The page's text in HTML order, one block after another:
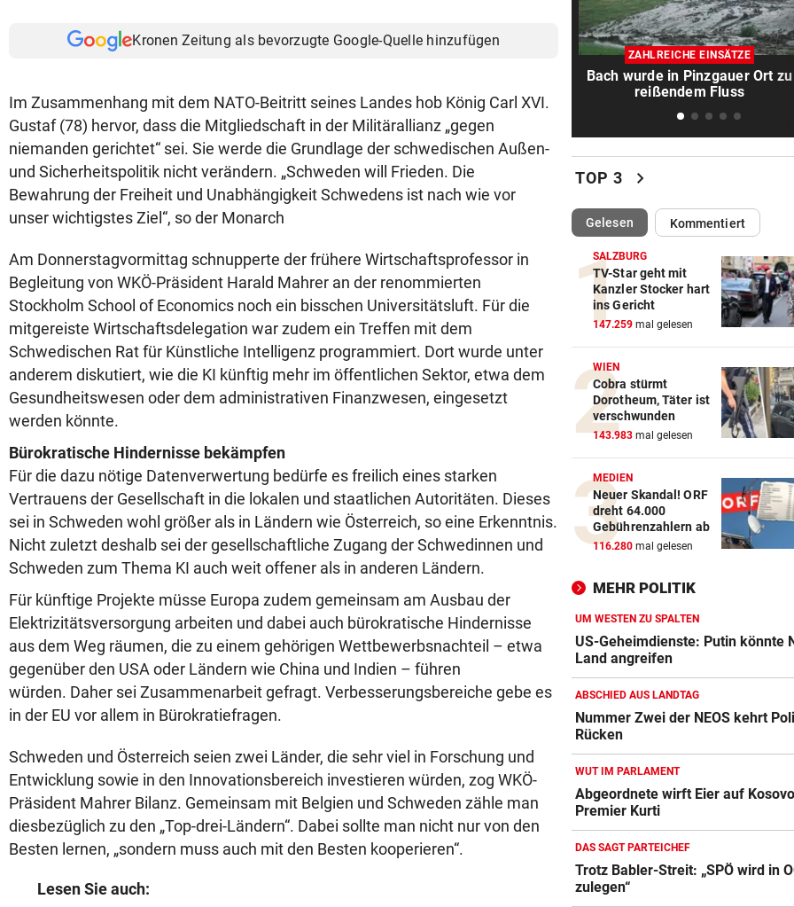
Kronen Zeitung als bevorzugte Google-Quelle hinzufügen
Im Zusammenhang mit dem NATO-Beitritt seines Landes hob König Carl XVI.
Gustaf (78) hervor, dass die Mitgliedschaft in der Militärallianz „gegen
niemanden gerichtet“ sei. Sie werde die Grundlage der schwedischen Außen-
und Sicherheitspolitik nicht verändern. „Schweden will Frieden. Die
Bewahrung der Freiheit und Unabhängigkeit Schwedens ist nach wie vor
unser wichtigstes Ziel“, so der Monarch
Am Donnerstagvormittag schnupperte der frühere Wirtschaftsprofessor in
Begleitung von WKÖ-Präsident Harald Mahrer an der renommierten
Stockholm School of Economics noch ein bisschen Universitätsluft. Für die
mitgereiste Wirtschaftsdelegation war zudem ein Treffen mit dem
Schwedischen Rat für Künstliche Intelligenz programmiert. Dort wurde unter
anderem diskutiert, wie die KI künftig mehr im öffentlichen Sektor, etwa dem
Gesundheitswesen oder dem administrativen Finanzwesen, eingesetzt
werden könnte.
Bürokratische Hindernisse bekämpfen
Für die dazu nötige Datenverwertung bedürfe es freilich eines starken
Vertrauens der Gesellschaft in die lokalen und staatlichen Autoritäten. Dieses
sei in Schweden wohl größer als in Ländern wie Österreich, so eine Erkenntnis.
Nicht zuletzt deshalb sei der gesellschaftliche Zugang der Schwedinnen und
Schweden zum Thema KI auch weit offener als in anderen Ländern.
Für künftige Projekte müsse Europa zudem gemeinsam am Ausbau der
Elektrizitätsversorgung arbeiten und dabei auch bürokratische Hindernisse
aus dem Weg räumen, die zu einem gehörigen Wettbewerbsnachteil – etwa
gegenüber den USA oder Ländern wie China und Indien – führen
würden. Daher sei Zusammenarbeit gefragt. Verbesserungsbereiche gebe es
in der EU vor allem in Bürokratiefragen.
Schweden und Österreich seien zwei Länder, die sehr viel in Forschung und
Entwicklung sowie in den Innovationsbereich investieren würden, zog WKÖ-
Präsident Mahrer Bilanz. Gemeinsam mit Belgien und Schweden zähle man
diesbezüglich zu den „Top-drei-Ländern“. Dabei sollte man nicht nur von den
Besten lernen, „sondern muss auch mit den Besten kooperieren“.
Lesen Sie auch:
JEDE 5. IST GEFÄHRDET vor
Armut: Kindererziehung
Frauen die Pension
Mädchen (8) von E-Scooter-
Fahrer niedergerast
Polizisten von
mitgeschleift
EINSATZ IN WOLFURT
Traktor während der Fahrt in
Flammen aufgegangen
Schweizer Influencer frisst
echten Besen
LIZENZEN FEHLEN
Zwei Bullen-Talente sind
der Warteschleife
VERANSTALTER GESCHOCKT
Drohung: 3000 Besucher
Schräge Mitführpflicht auch
einem Nachbarland!
FATALE GLUTHITZE
Wenn Bauarbeiter auf dem
zusammenbrechen
Drittes Kind für „GZSZ“-Star
Chryssanthi Kavazi
TÄTER AUF DER FLUCHT
Bremen: Autofahrer schlägt
Mann ein – tot
ZAHLREICHE EINSÄTZE
Bach wurde in Pinzgauer Ort zu
reißendem Fluss
TOP 3 chevron_right
Gelesen(ausgewählt)Kommentiert
SALZBURG
TV-Star geht mit
Kanzler Stocker hart
ins Gericht
147.259 mal gelesen
WIEN
Cobra stürmt
Dorotheum, Täter ist
verschwunden
143.983 mal gelesen
MEDIEN
Neuer Skandal! ORF
dreht 64.000
Gebührenzahlern ab
116.280 mal gelesen
MEHR POLITIK
UM WESTEN ZU SPALTEN
US-Geheimdienste: Putin könnte
Land angreifen
ABSCHIED AUS LANDTAG
Nummer Zwei der NEOS kehrt
Rücken
WUT IM PARLAMENT
Abgeordnete wirft Eier auf
Premier Kurti
DAS SAGT PARTEICHEF
Trotz Babler-Streit: „SPÖ wird in
zulegen“